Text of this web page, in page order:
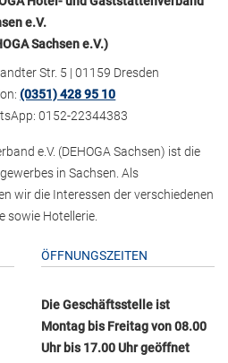
e.V.
Sachsen e.V.)
Str. 5 | 01159 Dresden
(0351) 428 95 10
0152-22344383
e.V. (DEHOGA Sachsen) ist die
in Sachsen. Als
wir die Interessen der verschiedenen
sowie Hotellerie.
ÖFFNUNGSZEITEN
Die Geschäftsstelle ist
Montag bis Freitag von 08.00
Uhr bis 17.00 Uhr geöffnet